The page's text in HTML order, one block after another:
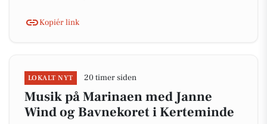
Kopiér link
LOKALT NYT 20 timer siden
Musik på Marinaen med Janne
Wind og Bavnekoret i Kerteminde